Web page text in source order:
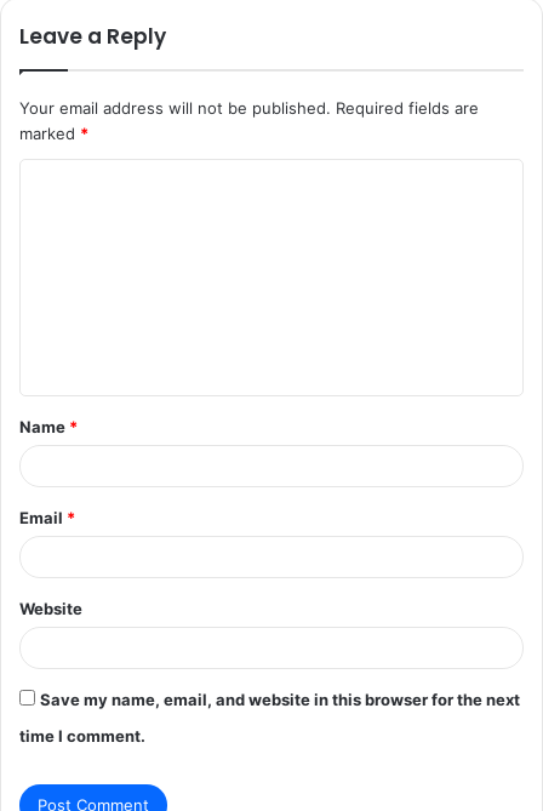
Leave a Reply
Your email address will not be published. Required fields are
marked *
t
*
Name *
Email *
Website
Save my name, email, and website in this browser for the next
time I comment.